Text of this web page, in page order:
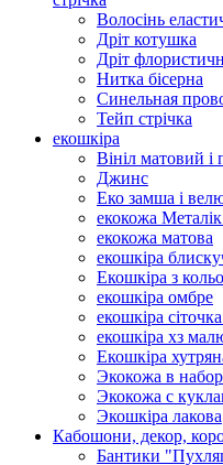
Волосінь
Дріт котушка
Дріт
Нитка бісерна
Синельная
Тейп стрічка
екошкіра
Вініл матовий і
Джинс
Еко замша і
екокожа
екокожа матова
екошкіра
Екошкіра з
екошкіра омбре
екошкіра
екошкіра хз
Екошкіра
Экокожа в
Экокожа с
Экошкiра лакова
Кабошони, декор,
Бантики